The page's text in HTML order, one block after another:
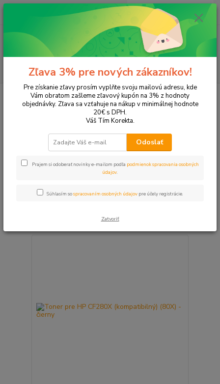
Hľadať
ks
za 0,00 EUR
Tonery a náplne do tlačiarní Hewlett Packard
HP LaserJet Pro
400, M401a
Upresniť parametre
strana
Zľava 3% pre nových zákazníkov!
Pre získanie zľavy prosím vyplňte svoju mailovú adresu, kde
Vám obratom zašleme zľavový kupón na 3% z hodnoty
objednávky. Zľava sa vzťahuje na nákup v minimálnej hodnote
20€ s DPH.
Váš Tím Korekta.
Odoslať
Prajem si odoberať novinky e-mailom podľa podmienok spracovania osobných
údajov.
Súhlasím sospracovaním osobných údajov pre účely registrácie.
Zatvoriť